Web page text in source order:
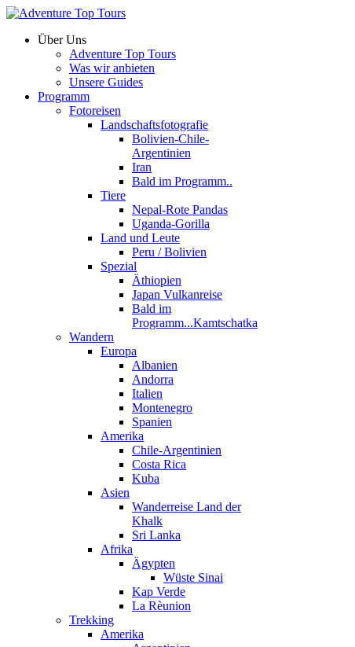
Über Uns
Adventure Top Tours
Was wir anbieten
Unsere Guides
Programm
Fotoreisen
Landschaftsfotografie
Bolivien-Chile-
Argentinien
Iran
Bald im Programm..
Tiere
Nepal-Rote Pandas
Uganda-Gorilla
Land und Leute
Peru / Bolivien
Spezial
Äthiopien
Japan Vulkanreise
Bald im
Programm...Kamtschatka
Wandern
Europa
Albanien
Andorra
Italien
Montenegro
Spanien
Amerika
Chile-Argentinien
Costa Rica
Kuba
Asien
Wanderreise Land der
Khalk
Sri Lanka
Afrika
Ägypten
Wüste Sinai
Kap Verde
La Rèunion
Trekking
Amerika